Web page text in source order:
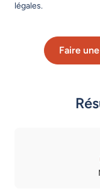
légales.
Faire